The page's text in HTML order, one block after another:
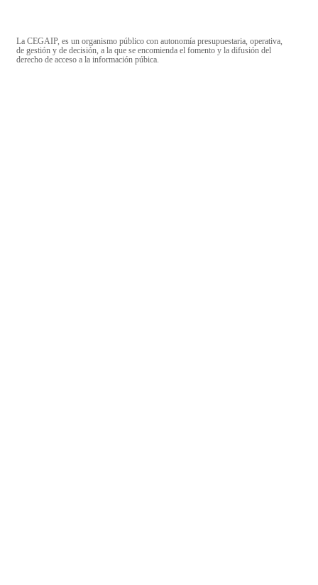
La CEGAIP, es un organismo público con autonomía presupuestaria, operativa,
de gestión y de decisión, a la que se encomienda el fomento y la difusión del
derecho de acceso a la información púbica.